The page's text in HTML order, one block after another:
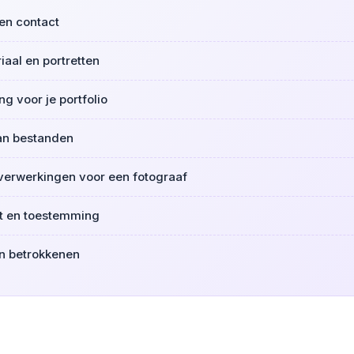
contact
en portretten
voor je portfolio
bestanden
voor een fotograaf
en toestemming
betrokkenen